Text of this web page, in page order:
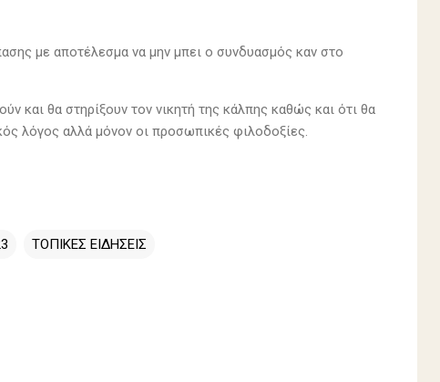
με αποτέλεσμα να μην μπει ο συνδυασμός καν στο
και θα στηρίξουν τον νικητή της κάλπης καθώς και ότι θα
λόγος αλλά μόνον οι προσωπικές φιλοδοξίες.
ΤΟΠΙΚΕΣ ΕΙΔΗΣΕΙΣ